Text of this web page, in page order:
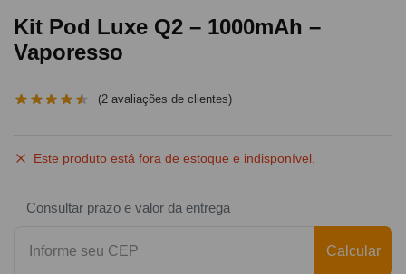
Kit Pod Luxe Q2 – 1000mAh –
Vaporesso
(2 avaliações de clientes)
Este produto está fora de estoque e indisponível.
Consultar prazo e valor da entrega
Calcular